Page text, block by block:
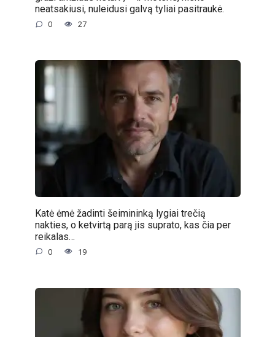
neatsakiusi, nuleidusi galvą tyliai pasitraukė.
0 27
Katė ėmė žadinti šeimininką lygiai trečią
nakties, o ketvirtą parą jis suprato, kas čia per
reikalas…
0 19